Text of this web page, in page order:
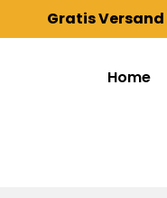
Gratis Versand
Home